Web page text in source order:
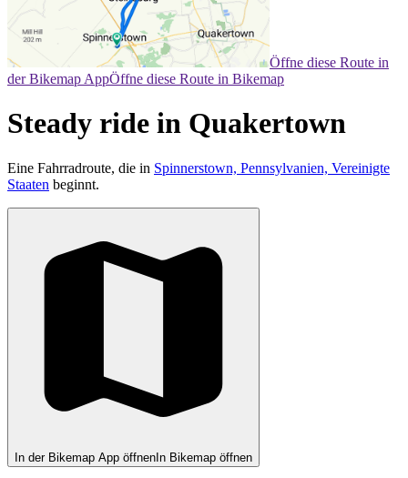
Öffne diese Route in
der Bikemap AppÖffne diese Route in Bikemap
Steady ride in Quakertown
Eine Fahrradroute, die in Spinnerstown, Pennsylvanien, Vereinigte
Staaten beginnt.
In der Bikemap App öffnen In Bikemap öffnen